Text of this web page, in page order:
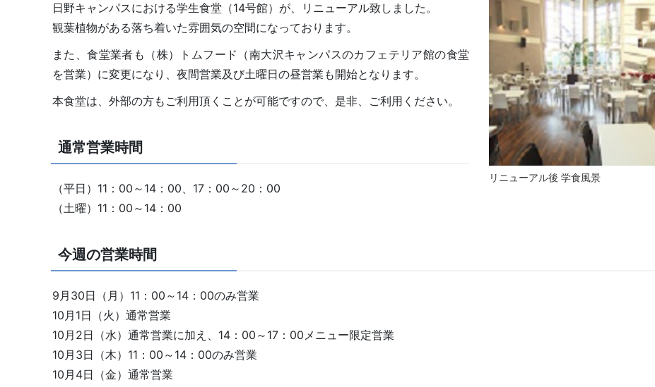
リニューアル後 学食風景
日野キャンパスにおける学生食堂（14号館）が、リニューアル致しました。
観葉植物がある落ち着いた雰囲気の空間になっております。
また、食堂業者も（株）トムフード（南大沢キャンパスのカフェテリア館の食堂
を営業）に変更になり、夜間営業及び土曜日の昼営業も開始となります。
本食堂は、外部の方もご利用頂くことが可能ですので、是非、ご利用ください。
通常営業時間
（平日）11：00～14：00、17：00～20：00
（土曜）11：00～14：00
今週の営業時間
9月30日（月）11：00～14：00のみ営業
10月1日（火）通常営業
10月2日（水）通常営業に加え、14：00～17：00メニュー限定営業
10月3日（木）11：00～14：00のみ営業
10月4日（金）通常営業